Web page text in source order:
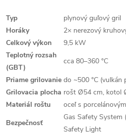
Typ
plynový guľový gril
Horáky
2× nerezový
Celkový výkon
9,5 kW
Teplotný rozsah
(GBT)
cca 80–360 °C
Priame grilovanie do ~500 °C (vulkán
Grilovacia plocha rošt Ø54 cm, kotol
Materiál roštu
oceľ s
Bezpečnosť
Gas Safety System
Safety Light